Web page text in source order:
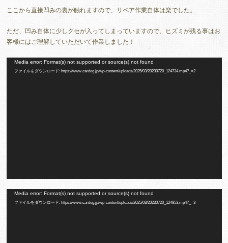
ここから直接凹みの裏が触れますので、リペア作業自体は楽でした。
ただ、凹み自体に少しクセが入ってしまっていますので、ヒズミが残る事はお
客様にはご理解していただいて作業しました！
Media error: Format(s) not supported or source(s) not found
ファイルをダウンロード: https://www.cardog.jp/wp-content/uploads/2025/03/20230720_124734.mp4?_=2
Media error: Format(s) not supported or source(s) not found
ファイルをダウンロード: https://www.cardog.jp/wp-content/uploads/2025/03/20230720_124953.mp4?_=3